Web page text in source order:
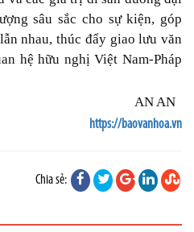
sâu sắc cho sự kiện, góp
nhau, thúc đẩy giao lưu văn
hệ hữu nghị Việt Nam-Pháp
AN AN
https://baovanhoa.vn
Chia sẻ: